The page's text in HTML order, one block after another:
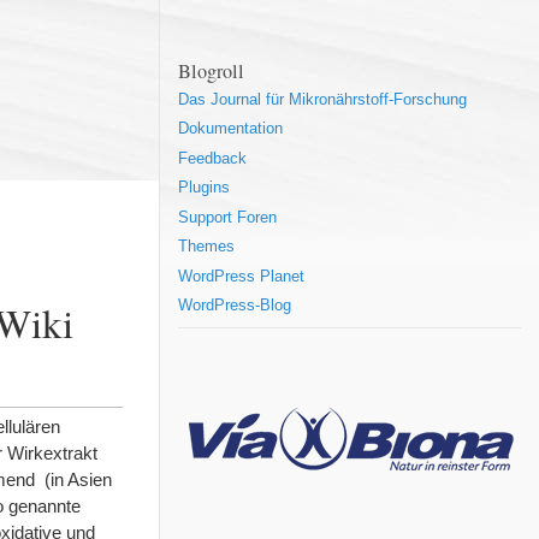
Wirkextrakt
(in Asien
genannte
und
Blogroll
Das Journal für Mikronährstoff-Forschung
Dokumentation
Feedback
Plugins
Support Foren
Themes
WordPress Planet
WordPress-Blog